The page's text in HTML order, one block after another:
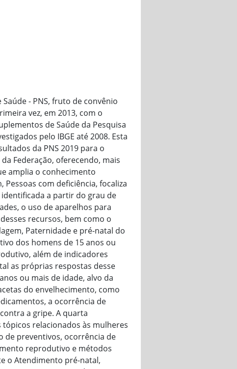
- PNS, fruto de convênio
vez, em 2013, com o
de Saúde da Pesquisa
pelo IBGE até 2008. Esta
da PNS 2019 para o
Federação, oferecendo, mais
amplia o conhecimento
com deficiência, focaliza
a partir do grau de
o uso de aparelhos para
recursos, bem como o
Paternidade e pré-natal do
dos homens de 15 anos ou
além de indicadores
as próprias respostas desse
ou mais de idade, alvo da
do envelhecimento, como
a ocorrência de
a gripe. A quarta
relacionados às mulheres
de preventivos, ocorrência de
reprodutivo e métodos
o Atendimento pré-natal,